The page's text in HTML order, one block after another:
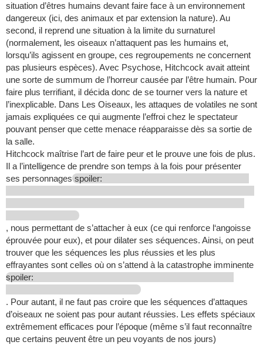
situation d’êtres humains devant faire face à un environnement
dangereux (ici, des animaux et par extension la nature). Au
second, il reprend une situation à la limite du surnaturel
(normalement, les oiseaux n’attaquent pas les humains et,
lorsqu’ils agissent en groupe, ces regroupements ne concernent
pas plusieurs espèces). Avec Psychose, Hitchcock avait atteint
une sorte de summum de l’horreur causée par l’être humain. Pour
faire plus terrifiant, il décida donc de se tourner vers la nature et
l’inexplicable. Dans Les Oiseaux, les attaques de volatiles ne sont
jamais expliquées ce qui augmente l’effroi chez le spectateur
pouvant penser que cette menace réapparaisse dès sa sortie de
la salle.
Hitchcock maîtrise l’art de faire peur et le prouve une fois de plus.
Il a l’intelligence de prendre son temps à la fois pour présenter
ses personnages spoiler:
, nous permettant de s’attacher à eux (ce qui renforce l‘angoisse
éprouvée pour eux), et pour dilater ses séquences. Ainsi, on peut
trouver que les séquences les plus réussies et les plus
effrayantes sont celles où on s’attend à la catastrophe imminente
spoiler:
. Pour autant, il ne faut pas croire que les séquences d’attaques
d’oiseaux ne soient pas pour autant réussies. Les effets spéciaux
extrêmement efficaces pour l’époque (même s’il faut reconnaître
que certains peuvent être un peu voyants de nos jours)